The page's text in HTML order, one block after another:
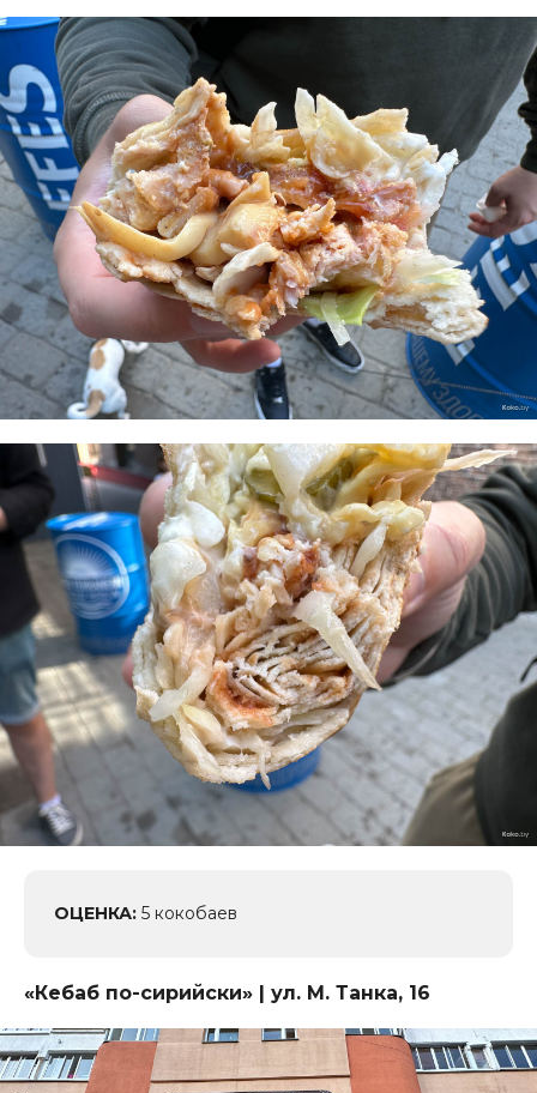
ОЦЕНКА: 5 кокобаев
«Кебаб по-сирийски» | ул. М. Танка, 16